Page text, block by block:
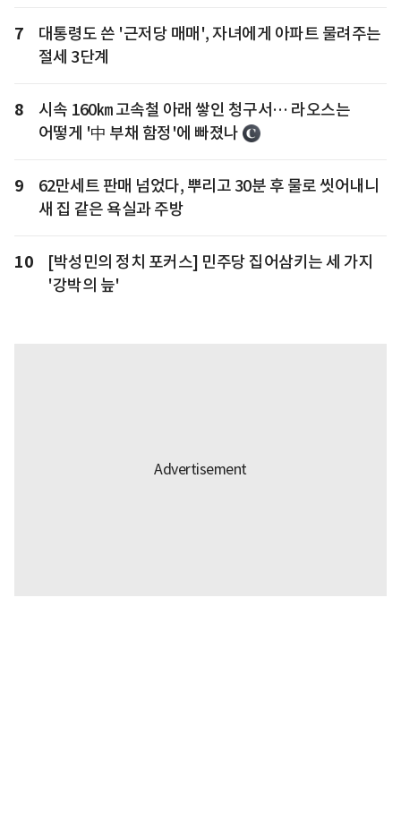
7
대통령도 쓴 '근저당 매매', 자녀에게 아파트 물려주는
절세 3단계
8
시속 160㎞ 고속철 아래 쌓인 청구서… 라오스는
어떻게 '中 부채 함정'에 빠졌나
9
62만세트 판매 넘었다, 뿌리고 30분 후 물로 씻어내니
새 집 같은 욕실과 주방
10
[박성민의 정치 포커스] 민주당 집어삼키는 세 가지
'강박의 늪'